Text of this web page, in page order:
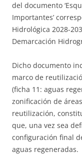
del documento
Importantes’
Hidrológica 2028-
Demarcación
Dicho documento
marco de
(ficha 11: aguas
zonificación de
reutilización,
que, una vez sea
configuración final
aguas regeneradas.